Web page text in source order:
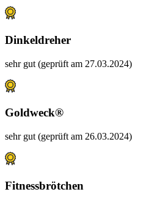
Dinkeldreher
sehr gut (geprüft am 27.03.2024)
Goldweck®
sehr gut (geprüft am 26.03.2024)
Fitnessbrötchen